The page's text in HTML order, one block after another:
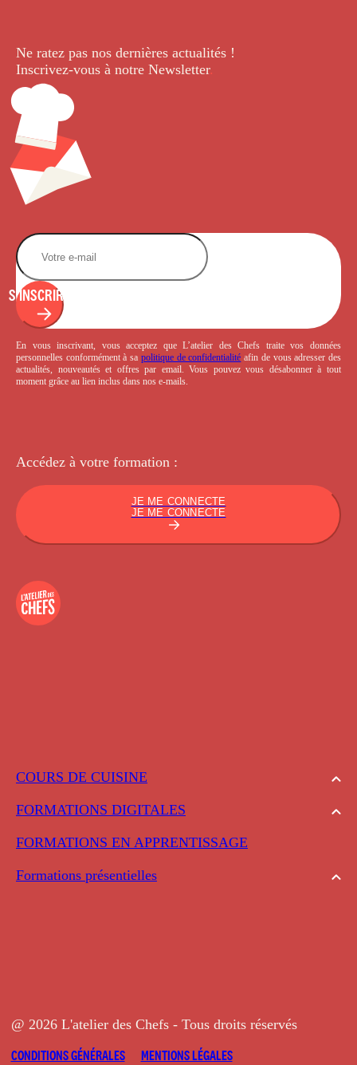
COURS DE CUISINE
FORMATIONS DIGITALES
FORMATIONS EN APPRENTISSAGE
Formations présentielles
Ne ratez pas nos dernières actualités !
Inscrivez-vous à notre Newsletter.
S'INSCRIRE
En vous inscrivant, vous acceptez que L’atelier des Chefs traite vos données
personnelles conformément à sa politique de confidentialité afin de vous adresser des
actualités, nouveautés et offres par email. Vous pouvez vous désabonner à tout
moment grâce au lien inclus dans nos e-mails.
Accédez à votre formation :
JE ME CONNECTE
JE ME CONNECTE
@ 2026 L'atelier des Chefs - Tous droits réservés
CONDITIONS GÉNÉRALES
MENTIONS LÉGALES